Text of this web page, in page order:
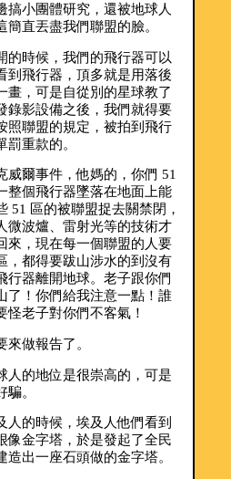
搞小團體研究，還被地球人
直丟盡我們聯盟的臉。
的時候，我們的飛行器可以
到飛行器，頂多就是用落後
畫，可是自從別的星球教了
錄影設備之後，我們就得要
照聯盟的規定，被拍到飛行
重款的。
威爾事件，他媽的，你們 51
整個飛行器墜落在地面上能
51 區的被聯盟捉去關禁閉，
微波爐、雷射光等的技術才
來，現在每一個聯盟的人要
，都得要跋山涉水的到沒有
行器離開地球。老子跟你們
了！你們給我注意一點！誰
怪老子對你們不客氣！
做報告了。
人的地位是很崇高的，可是
。
人的時候，埃及人他們看到
像金字塔，於是發起了全民
出一座石頭做的金字塔。